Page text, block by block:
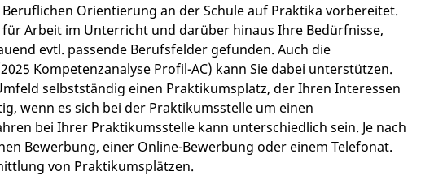
Orientierung an der Schule auf Praktika vorbereitet.
Arbeit im Unterricht und darüber hinaus Ihre Bedürfnisse,
evtl. passende Berufsfelder gefunden. Auch die
Kompetenzanalyse Profil-AC) kann Sie dabei unterstützen.
selbstständig einen Praktikumsplatz, der Ihren Interessen
wenn es sich bei der Praktikumsstelle um einen
bei Ihrer Praktikumsstelle kann unterschiedlich sein. Je nach
Bewerbung, einer Online-Bewerbung oder einem Telefonat.
von Praktikumsplätzen.